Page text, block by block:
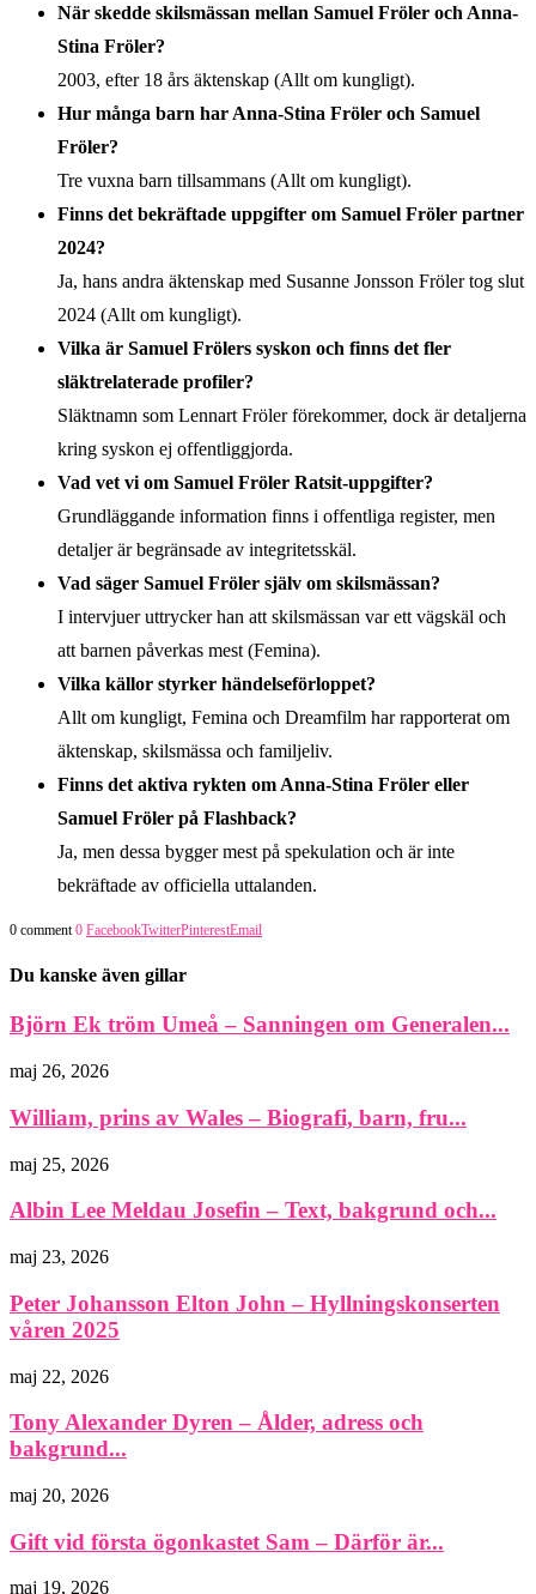
När skedde skilsmässan mellan Samuel Fröler och Anna-
Stina Fröler?
2003, efter 18 års äktenskap (Allt om kungligt).
Hur många barn har Anna-Stina Fröler och Samuel
Fröler?
Tre vuxna barn tillsammans (Allt om kungligt).
Finns det bekräftade uppgifter om Samuel Fröler partner
2024?
Ja, hans andra äktenskap med Susanne Jonsson Fröler tog slut
2024 (Allt om kungligt).
Vilka är Samuel Frölers syskon och finns det fler
släktrelaterade profiler?
Släktnamn som Lennart Fröler förekommer, dock är detaljerna
kring syskon ej offentliggjorda.
Vad vet vi om Samuel Fröler Ratsit-uppgifter?
Grundläggande information finns i offentliga register, men
detaljer är begränsade av integritetsskäl.
Vad säger Samuel Fröler själv om skilsmässan?
I intervjuer uttrycker han att skilsmässan var ett vägskäl och
att barnen påverkas mest (Femina).
Vilka källor styrker händelseförloppet?
Allt om kungligt, Femina och Dreamfilm har rapporterat om
äktenskap, skilsmässa och familjeliv.
Finns det aktiva rykten om Anna-Stina Fröler eller
Samuel Fröler på Flashback?
Ja, men dessa bygger mest på spekulation och är inte
bekräftade av officiella uttalanden.
0 comment 0 FacebookTwitterPinterestEmail
Du kanske även gillar
Björn Ek tröm Umeå – Sanningen om Generalen...
maj 26, 2026
William, prins av Wales – Biografi, barn, fru...
maj 25, 2026
Albin Lee Meldau Josefin – Text, bakgrund och...
maj 23, 2026
Peter Johansson Elton John – Hyllningskonserten
våren 2025
maj 22, 2026
Tony Alexander Dyren – Ålder, adress och
bakgrund...
maj 20, 2026
Gift vid första ögonkastet Sam – Därför är...
maj 19, 2026